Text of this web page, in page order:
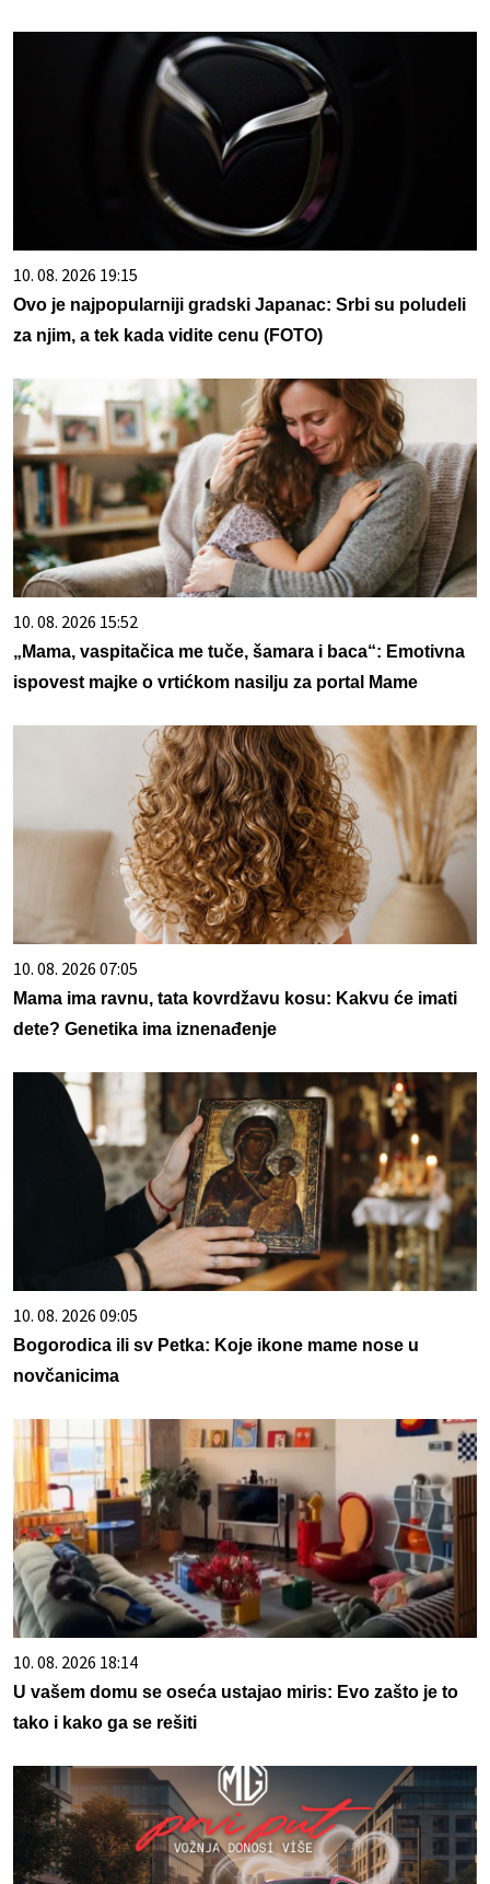
10. 08. 2026 19:15
Ovo je najpopularniji gradski Japanac: Srbi su poludeli
za njim, a tek kada vidite cenu (FOTO)
10. 08. 2026 15:52
„Mama, vaspitačica me tuče, šamara i baca“: Emotivna
ispovest majke o vrtićkom nasilju za portal Mame
10. 08. 2026 07:05
Mama ima ravnu, tata kovrdžavu kosu: Kakvu će imati
dete? Genetika ima iznenađenje
10. 08. 2026 09:05
Bogorodica ili sv Petka: Koje ikone mame nose u
novčanicima
10. 08. 2026 18:14
U vašem domu se oseća ustajao miris: Evo zašto je to
tako i kako ga se rešiti